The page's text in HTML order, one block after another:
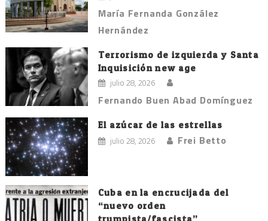
María Fernanda González
Hernández
Terrorismo de izquierda y Santa
Inquisición new age
julio 28, 2026
Fernando Buen Abad Domínguez
El azúcar de las estrellas
julio 28, 2026 Frei Betto
Cuba en la encrucijada del
“nuevo orden